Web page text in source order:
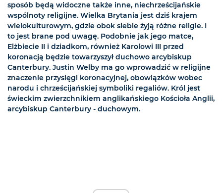
sposób będą widoczne także inne, niechrześcijańskie
wspólnoty religijne. Wielka Brytania jest dziś krajem
wielokulturowym, gdzie obok siebie żyją różne religie. I
to jest brane pod uwagę. Podobnie jak jego matce,
Elżbiecie II i dziadkom, również Karolowi III przed
koronacją będzie towarzyszył duchowo arcybiskup
Canterbury. Justin Welby ma go wprowadzić w religijne
znaczenie przysięgi koronacyjnej, obowiązków wobec
narodu i chrześcijańskiej symboliki regaliów. Król jest
świeckim zwierzchnikiem anglikańskiego Kościoła Anglii,
arcybiskup Canterbury - duchowym.